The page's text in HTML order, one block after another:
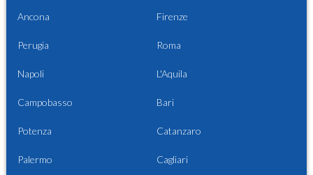
Ancona Firenze
Perugia Roma
Napoli L'Aquila
Campobasso Bari
Potenza Catanzaro
Palermo Cagliari